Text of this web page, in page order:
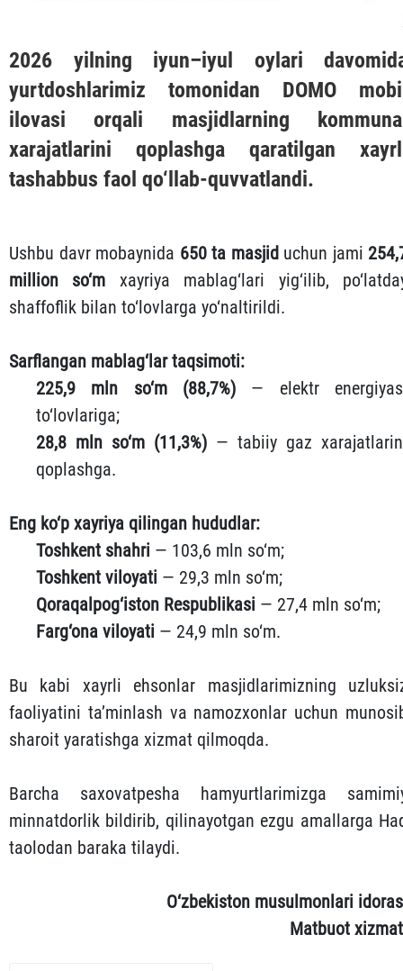
2026 yilning iyun–iyul oylari
yurtdoshlarimiz tomonidan DOMO
ilovasi orqali masjidlarning
xarajatlarini qoplashga qaratilgan
tashabbus faol qo‘llab-quvvatlandi.
Ushbu davr mobaynida 650 ta masjid uchun jami
million so‘m xayriya mablag‘lari yig‘ilib,
shaffoflik bilan to‘lovlarga yo‘naltirildi.
Sarflangan mablag‘lar taqsimoti:
225,9 mln so‘m (88,7%) — elektr
to‘lovlariga;
28,8 mln so‘m (11,3%) — tabiiy gaz
qoplashga.
Eng ko‘p xayriya qilingan hududlar:
Toshkent shahri — 103,6 mln so‘m;
Toshkent viloyati — 29,3 mln so‘m;
Qoraqalpog‘iston Respublikasi — 27,4 mln so‘m;
Farg‘ona viloyati — 24,9 mln so‘m.
Bu kabi xayrli ehsonlar masjidlarimizning
faoliyatini ta’minlash va namozxonlar uchun
sharoit yaratishga xizmat qilmoqda.
Barcha saxovatpesha hamyurtlarimizga
minnatdorlik bildirib, qilinayotgan ezgu amallarga
taolodan baraka tilaydi.
O‘zbekiston musulmonlari
Matbuot